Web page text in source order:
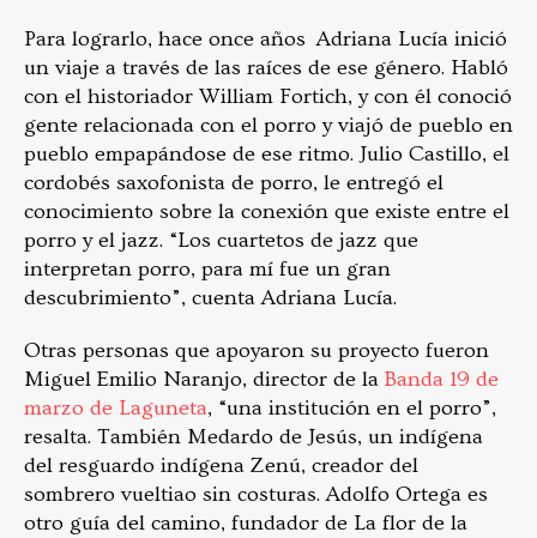
Para lograrlo, hace once años Adriana Lucía inició
un viaje a través de las raíces de ese género. Habló
con el historiador William Fortich, y con él conoció
gente relacionada con el porro y viajó de pueblo en
pueblo empapándose de ese ritmo. Julio Castillo, el
cordobés saxofonista de porro, le entregó el
conocimiento sobre la conexión que existe entre el
porro y el jazz. “Los cuartetos de jazz que
interpretan porro, para mí fue un gran
descubrimiento”, cuenta Adriana Lucía.
Otras personas que apoyaron su proyecto fueron
Miguel Emilio Naranjo, director de la Banda 19 de
marzo de Laguneta, “una institución en el porro”,
resalta. También Medardo de Jesús, un indígena
del resguardo indígena Zenú, creador del
sombrero vueltiao sin costuras. Adolfo Ortega es
otro guía del camino, fundador de La flor de la